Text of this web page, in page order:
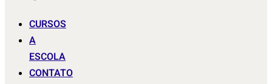
CURSOS
A
ESCOLA
CONTATO